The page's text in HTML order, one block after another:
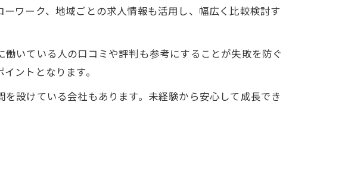
ワーク、地域ごとの求人情報も活用し、幅広く比較検討す
いている人の口コミや評判も参考にすることが失敗を防ぐ
ントとなります。
設けている会社もあります。未経験から安心して成長でき